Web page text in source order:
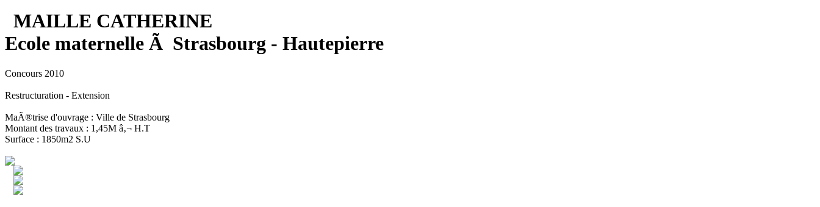
MAILLE CATHERINE
Ecole maternelle Ã Strasbourg - Hautepierre
Concours 2010
Restructuration - Extension
MaÃ®trise d'ouvrage : Ville de Strasbourg
Montant des travaux : 1,45M â‚¬ H.T
Surface : 1850m2 S.U